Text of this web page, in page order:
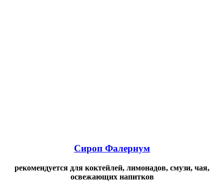
Сироп Фалернум
рекомендуется для коктейлей, лимонадов, смузи, чая,
освежающих напитков